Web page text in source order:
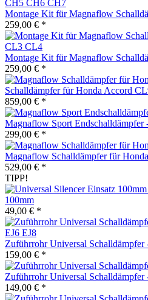
Montage Kit für Magnaflow
259,00 € *
Montage Kit für Magnaflow
259,00 € *
Schalldämpfer für Honda Accord
859,00 € *
Magnaflow Sport Endschalldämpfer
299,00 € *
Magnaflow Schalldämpfer für
529,00 € *
TIPP!
100mm
49,00 € *
Zuführrohr Universal Schalldämpfer
159,00 € *
Zuführrohr Universal Schalldämpfer
149,00 € *